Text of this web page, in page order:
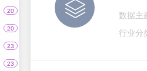
20
20
23
23
数据主
行业分